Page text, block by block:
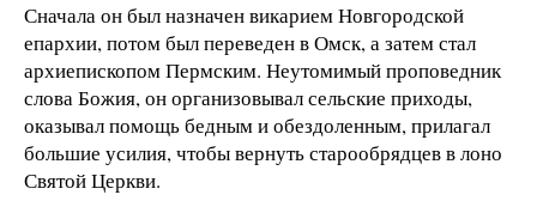
Сначала он был назначен викарием Новгородской
епархии, потом был переведен в Омск, а затем стал
архиепископом Пермским. Неутомимый проповедник
слова Божия, он организовывал сельские приходы,
оказывал помощь бедным и обездоленным, прилагал
большие усилия, чтобы вернуть старообрядцев в лоно
Святой Церкви.